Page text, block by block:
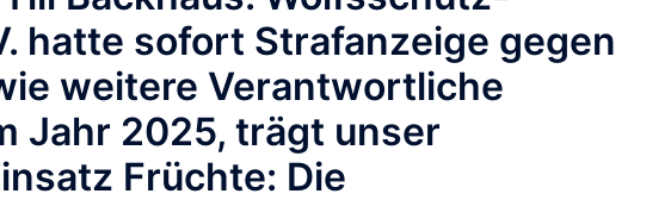
hatte sofort Strafanzeige gegen
weitere Verantwortliche
Jahr 2025, trägt unser
Früchte: Die